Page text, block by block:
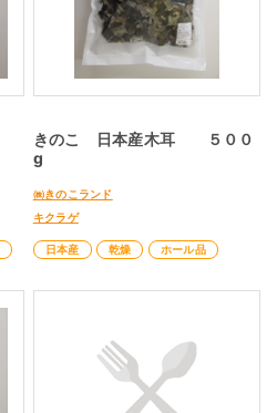
きのこ 日本産木耳 ５００
g
㈱きのこランド
キクラゲ
日本産 乾燥 ホール品